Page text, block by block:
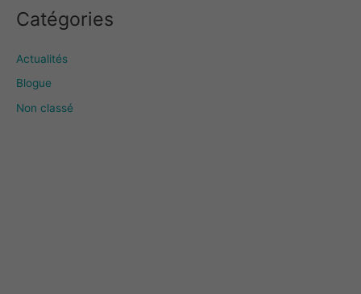
Catégories
Actualités
Blogue
Non classé